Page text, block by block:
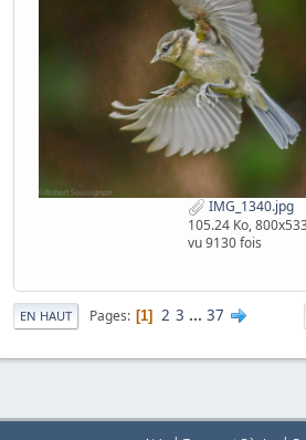
IMG_1340.jpg
105.24 Ko,
vu 9130 fois
EN HAUT Pages 1 2 3 ... 37